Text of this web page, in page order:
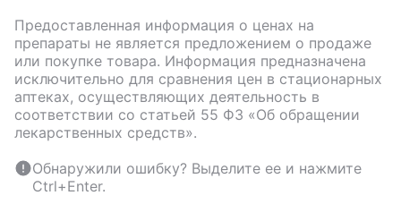
Предоставленная информация о ценах на
препараты не является предложением о продаже
или покупке товара. Информация предназначена
исключительно для сравнения цен в стационарных
аптеках, осуществляющих деятельность в
соответствии со статьей 55 ФЗ «Об обращении
лекарственных средств».
Обнаружили ошибку? Выделите ее и нажмите
Ctrl+Enter.